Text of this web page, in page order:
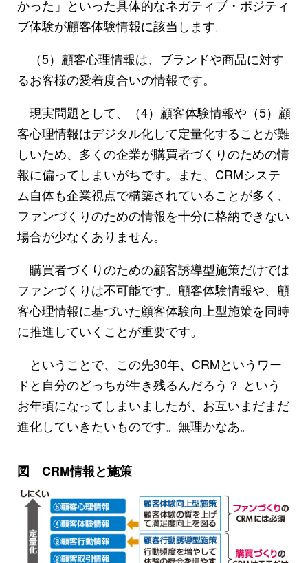
かった」といった具体的なネガティブ・ポジティ
ブ体験が顧客体験情報に該当します。
（5）顧客心理情報は、ブランドや商品に対す
るお客様の愛着度合いの情報です。
現実問題として、（4）顧客体験情報や（5）顧
客心理情報はデジタル化して定量化することが難
しいため、多くの企業が購買者づくりのための情
報に偏ってしまいがちです。また、CRMシステ
ム自体も企業視点で構築されていることが多く、
ファンづくりのための情報を十分に格納できない
場合が少なくありません。
購買者づくりのための顧客誘導型施策だけでは
ファンづくりは不可能です。顧客体験情報や、顧
客心理情報に基づいた顧客体験向上型施策を同時
に推進していくことが重要です。
ということで、この先30年、CRMというワー
ドと自分のどっちが生き残るんだろう？ という
お年頃になってしまいましたが、お互いまだまだ
進化していきたいものです。無理かなあ。
図 CRM情報と施策